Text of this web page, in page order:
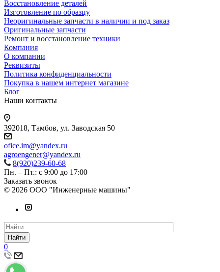
Восстановление деталей
Изготовление по образцу
Неоригинальные запчасти в наличии и под заказ
Оригинальные запчасти
Ремонт и восстановление техники
Компания
О компании
Реквизиты
Политика конфиденциальности
Покупка в нашем интернет магазине
Блог
Наши контакты
392018, Тамбов, ул. Заводская 50
ofice.im@yandex.ru
agroengener@yandex.ru
8(920)239-60-68
Пн. – Пт.: с 9:00 до 17:00
Заказать звонок
© 2026 ООО "Инженерные машины"
Найти
0